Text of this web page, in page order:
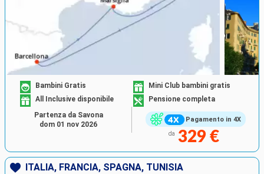
Pagamento in 4X
Bambini Gratis
Mini Club bambini gratis
All Inclusive disponibile
Pensione completa
da 329 €
Partenza da Savona
dom 01 nov 2026
ITALIA, FRANCIA, SPAGNA, TUNISIA